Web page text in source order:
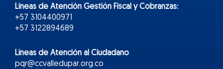
Líneas de Atención Gestión Fiscal y Cobranzas:
+57 3104400971
+57 3122894689
Líneas de Atención al Ciudadano
pqr@ccvalledupar.org.co